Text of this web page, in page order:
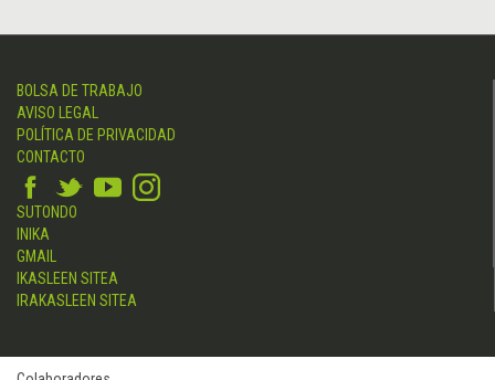
BOLSA DE TRABAJO
AVISO LEGAL
POLÍTICA DE PRIVACIDAD
CONTACTO
SUTONDO
INIKA
GMAIL
IKASLEEN SITEA
IRAKASLEEN SITEA